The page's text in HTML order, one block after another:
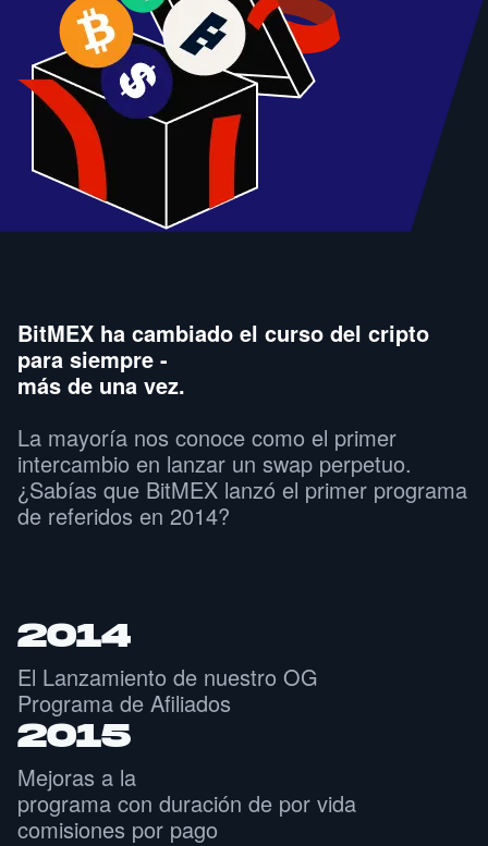
BitMEX ha cambiado el curso del cripto
para siempre -
más de una vez.
La mayoría nos conoce como el primer
intercambio en lanzar un swap perpetuo.
¿Sabías que BitMEX lanzó el primer programa
de referidos en 2014?
2014
El Lanzamiento de nuestro OG
Programa de Afiliados
2015
Mejoras a la
programa con duración de por vida
comisiones por pago